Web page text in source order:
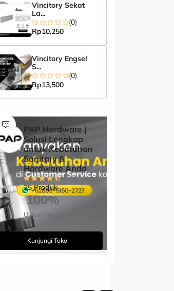
Vincitory Sekat
La...
(0)
Rp10,250
Vincitory Engsel
S...
(0)
Rp13,500
PAP Hardware |
Solusi Lengkap
untuk Kebutuhan
Sanitary &
Hardware Anda
(479)
25 Produk
100%
Ulasan positif
Kunjungi Toko